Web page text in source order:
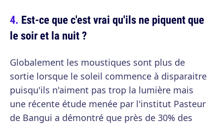
Est-ce que c'est vrai qu'ils ne piquent que
le soir et la nuit ?
Globalement les moustiques sont plus de
sortie lorsque le soleil commence à disparaitre
puisqu'ils n'aiment pas trop la lumière mais
une récente étude menée par l'institut Pasteur
de Bangui a démontré que près de 30% des